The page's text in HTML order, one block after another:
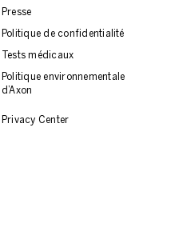
Presse
Politique de confidentialité
Tests médicaux
Politique environnementale
d’Axon
Privacy Center